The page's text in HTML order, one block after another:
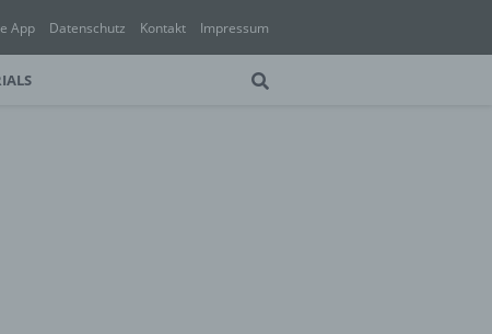
App Datenschutz Kontakt Impressum